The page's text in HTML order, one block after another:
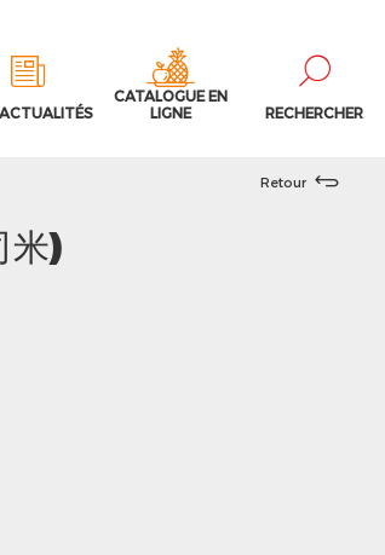
CATALOGUE EN
LIGNE
RECHERCHER
Retour
米)